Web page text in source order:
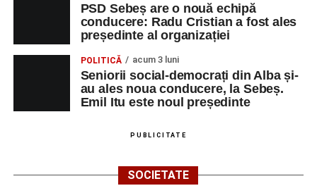
PSD Sebeș are o nouă echipă
conducere: Radu Cristian a fost ales
președinte al organizației
POLITICĂ acum 3 luni
Seniorii social-democrați din Alba și-
au ales noua conducere, la Sebeș.
Emil Itu este noul președinte
PUBLICITATE
SOCIETATE